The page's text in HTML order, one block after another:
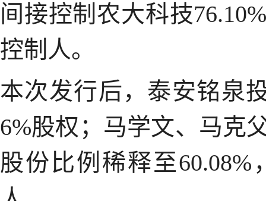
间接控制农大科技
控制人。
本次发行后，泰安铭泉
6%股权；马学文、马克
股份比例稀释至